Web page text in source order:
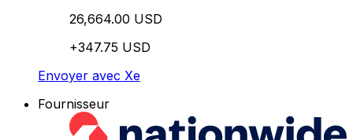
26,664.00 USD
+347.75 USD
Envoyer avec Xe
Fournisseur